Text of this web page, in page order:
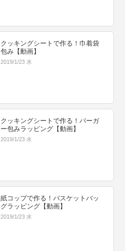
クッキングシートで作る！巾着袋
包み【動画】
2019/1/23 水
クッキングシートで作る！バーガ
ー包みラッピング【動画】
2019/1/23 水
紙コップで作る！バスケットバッ
グラッピング【動画】
2019/1/23 水